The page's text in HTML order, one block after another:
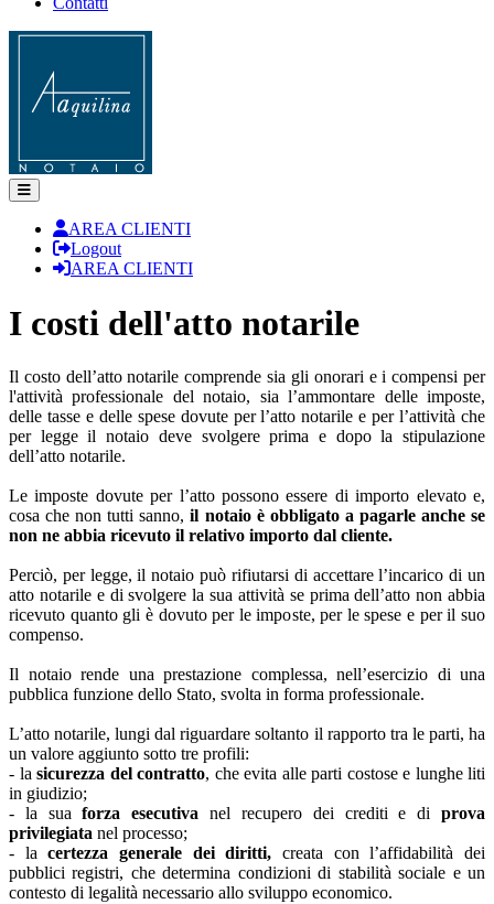
AREA CLIENTI
Logout
AREA CLIENTI
I costi dell'atto notarile
Il costo dell’atto notarile comprende sia gli onorari e i compensi per
l'attività professionale del notaio, sia l’ammontare delle imposte,
delle tasse e delle spese dovute per l’atto notarile e per l’attività che
per legge il notaio deve svolgere prima e dopo la stipulazione
dell’atto notarile.
Le imposte dovute per l’atto possono essere di importo elevato e,
cosa che non tutti sanno,il notaio è obbligato a pagarle anche se
non ne abbia ricevuto il relativo importo dal cliente.
Perciò, per legge, il notaio può rifiutarsi di accettare l’incarico di un
atto notarile e di svolgere la sua attività se prima dell’atto non abbia
ricevuto quanto gli è dovuto per le imposte, per le spese e per il suo
compenso.
Il notaio rende una prestazione complessa, nell’esercizio di una
pubblica funzione dello Stato, svolta in forma professionale.
L’atto notarile, lungi dal riguardare soltanto il rapporto tra le parti, ha
un valore aggiunto sotto tre profili:
- la sicurezza del contratto, che evita alle parti costose e lunghe liti
in giudizio;
- la suaforza esecutiva nel recupero dei crediti e diprova
privilegiata nel processo;
- lacertezza generale dei diritti, creata con l’affidabilità dei
pubblici registri, che determina condizioni di stabilità sociale e un
contesto di legalità necessario allo sviluppo economico.